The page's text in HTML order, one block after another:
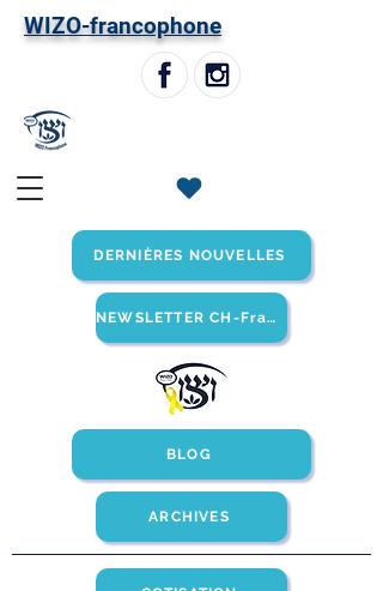
WIZO-francophone
ARCHIVES
DERNIÈRES NOUVELLES
NEWSLETTER CH-Francophone
BLOG